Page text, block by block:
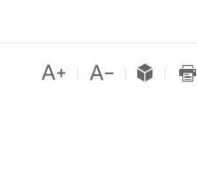
   